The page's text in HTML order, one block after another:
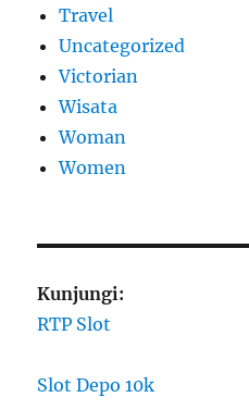
Travel
Uncategorized
Victorian
Wisata
Woman
Women
Kunjungi:
RTP Slot
Slot Depo 10k